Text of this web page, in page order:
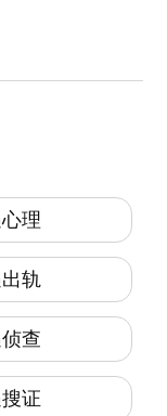
理
轨
查
证